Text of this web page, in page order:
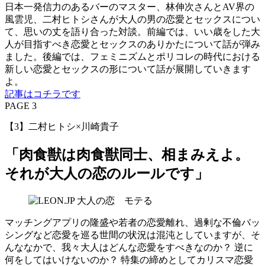
日本一発信力のあるバーのマスター、林伸次さんとAV界の
風雲児、二村ヒトシさんが大人の男の恋愛とセックスについ
て、思いの丈を語り合った対談。前編では、いい歳をした大
人が目指すべき恋愛とセックスのありかたについて話が弾み
ました。後編では、フェミニズムとポリコレの時代における
新しい恋愛とセックスの形について話が展開していきます
よ。
記事はコチラです
PAGE 3
【3】二村ヒトシ×川崎貴子
「肉食獣は肉食獣同士、相まみえよ。
それが大人の恋のルールです」
マッチングアプリの隆盛や若者の恋愛離れ、過剰な不倫バッ
シングなど恋愛を巡る世間の状況は混沌としていますが、そ
んななかで、我々大人はどんな恋愛をすべきなのか？ 逆に
何をしてはいけないのか？ 特集の締めとしてカリスマ恋愛